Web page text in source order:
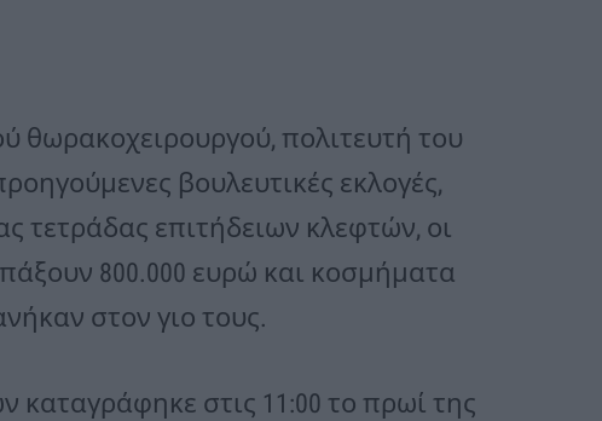
θωρακοχειρουργού, πολιτευτή του
βουλευτικές εκλογές,
τετράδας επιτήδειων κλεφτών, οι
800.000 ευρώ και κοσμήματα
στον γιο τους.
καταγράφηκε στις 11:00 το πρωί της